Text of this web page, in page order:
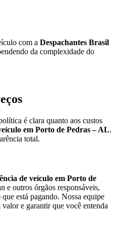
com a Despachantes Brasil
da complexidade do
é clara quanto aos custos
em Porto de Pedras – AL.
total.
de veículo em Porto de
e outros órgãos responsáveis,
está pagando. Nossa equipe
e garantir que você entenda